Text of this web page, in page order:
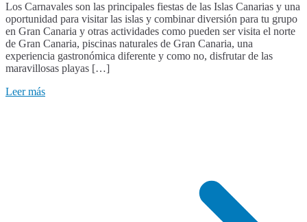
para
grupos
Gran
Canaria,
especial
Los Carnavales son las principales fiestas de las Islas Canarias y una
oportunidad para visitar las islas y combinar diversión para tu grupo
en Gran Canaria y otras actividades como pueden ser visita el norte
de Gran Canaria, piscinas naturales de Gran Canaria, una
experiencia gastronómica diferente y como no, disfrutar de las
maravillosas playas […]
Leer más